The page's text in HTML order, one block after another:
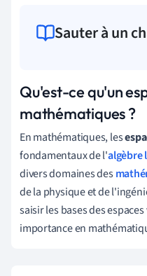
Sauter à un
Qu'est-ce qu'un
mathématiques ?
Enmathématiques,les
fondamentaux de l'algèbre
divers domaines des
de la physique et de
saisir les bases des
importance en